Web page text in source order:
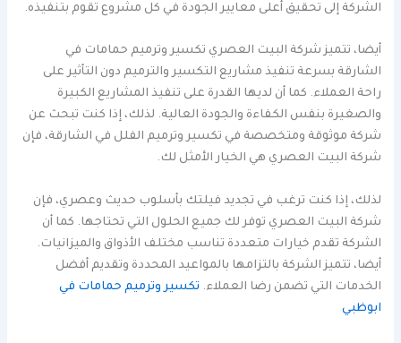
الشركة إلى تحقيق أعلى معايير الجودة في كل مشروع تقوم بتنفيذه.
أيضا، تتميز شركة البيت العصري تكسير وترميم حمامات في
الشارقة بسرعة تنفيذ مشاريع التكسير والترميم دون التأثير على
راحة العملاء. كما أن لديها القدرة على تنفيذ المشاريع الكبيرة
والصغيرة بنفس الكفاءة والجودة العالية. لذلك، إذا كنت تبحث عن
شركة موثوقة ومتخصصة في تكسير وترميم الفلل في الشارقة، فإن
شركة البيت العصري هي الخيار الأمثل لك.
لذلك، إذا كنت ترغب في تجديد فيلتك بأسلوب حديث وعصري، فإن
شركة البيت العصري توفر لك جميع الحلول التي تحتاجها. كما أن
الشركة تقدم خيارات متعددة تناسب مختلف الأذواق والميزانيات.
أيضا، تتميز الشركة بالتزامها بالمواعيد المحددة وتقديم أفضل
الخدمات التي تضمن رضا العملاء. تكسير وترميم حمامات في
ابوظبي